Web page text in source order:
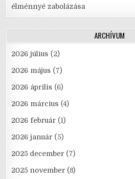
élménnyé zabolázása
ARCHÍVUM
2026 július (2)
2026 május (7)
2026 április (6)
2026 március (4)
2026 február (1)
2026 január (5)
2025 december (7)
2025 november (8)